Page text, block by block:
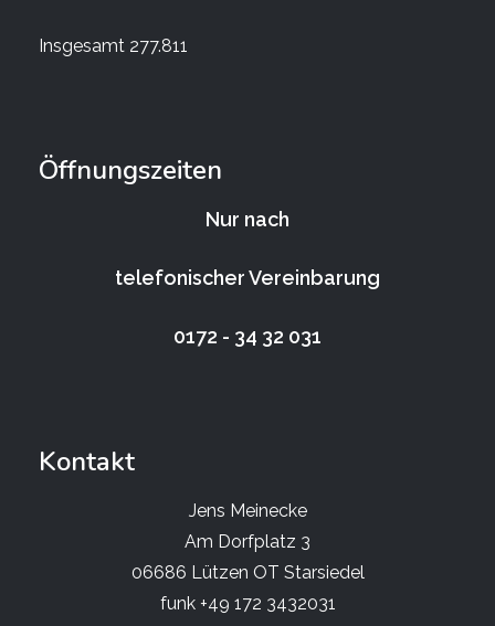
Insgesamt 277.811
Öffnungszeiten
Nur nach
telefonischer Vereinbarung
0172 - 34 32 031
Kontakt
Jens Meinecke
Am Dorfplatz 3
06686 Lützen OT Starsiedel
funk +49 172 3432031